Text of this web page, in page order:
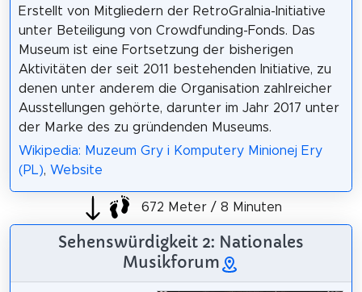
Erstellt von Mitgliedern der RetroGralnia-Initiative
unter Beteiligung von Crowdfunding-Fonds. Das
Museum ist eine Fortsetzung der bisherigen
Aktivitäten der seit 2011 bestehenden Initiative, zu
denen unter anderem die Organisation zahlreicher
Ausstellungen gehörte, darunter im Jahr 2017 unter
der Marke des zu gründenden Museums.
Wikipedia: Muzeum Gry i Komputery Minionej Ery
(PL), Website
672 Meter / 8 Minuten
Sehenswürdigkeit 2: Nationales
Musikforum